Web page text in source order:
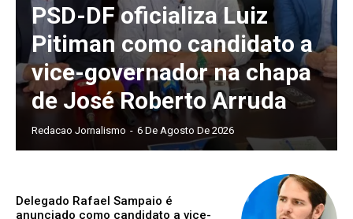
PSD-DF oficializa Luiz
Pitiman como candidato a
vice-governador na chapa
de José Roberto Arruda
Redacao Jornalismo - 6 De Agosto De 2026
Delegado Rafael Sampaio é
anunciado como candidato a vice-